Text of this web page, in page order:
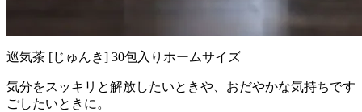
巡気茶 [じゅんき] 30包入りホームサイズ
気分をスッキリと解放したいときや、おだやかな気持ちです
ごしたいときに。